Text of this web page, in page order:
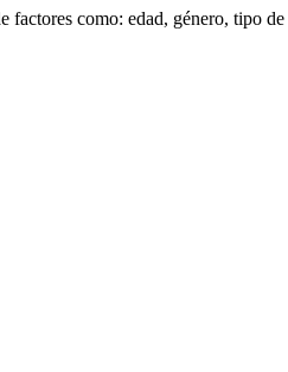
factores como: edad, género, tipo